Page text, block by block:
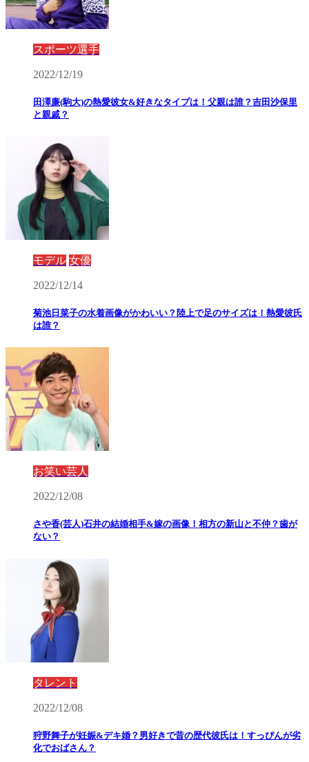
スポーツ選手
2022/12/19
田澤廉(駒大)の熱愛彼女&好きなタイプは！父親は誰？吉田沙保里
と親戚？
モデル 女優
2022/12/14
菊池日菜子の水着画像がかわいい？陸上で足のサイズは！熱愛彼氏
は誰？
お笑い芸人
2022/12/08
さや香(芸人)石井の結婚相手&嫁の画像！相方の新山と不仲？歯が
ない？
タレント
2022/12/08
狩野舞子が妊娠&デキ婚？男好きで昔の歴代彼氏は！すっぴんが劣
化でおばさん？